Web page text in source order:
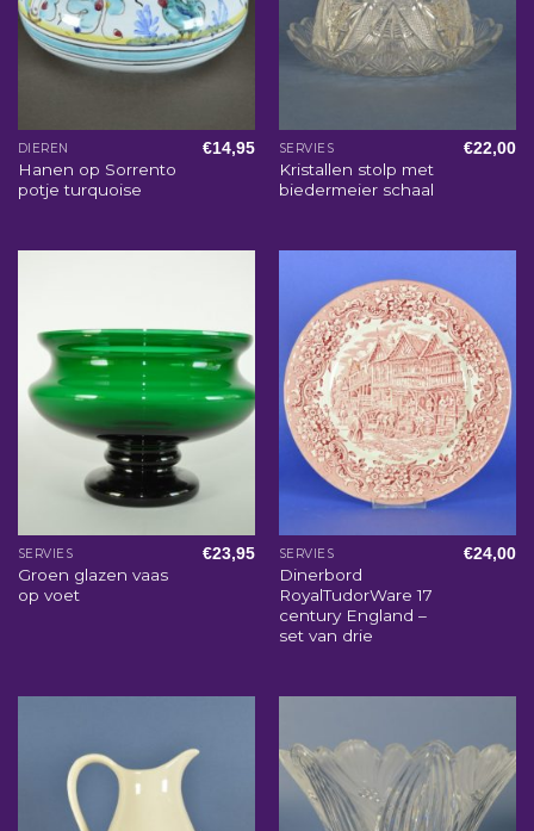
DIEREN
Hanen op Sorrento
potje turquoise
€14,95 SERVIES
Kristallen stolp met
biedermeier schaal
€22,00
SERVIES
Groen glazen vaas
op voet
€23,95 SERVIES
Dinerbord
RoyalTudorWare 17
century England –
set van drie
€24,00